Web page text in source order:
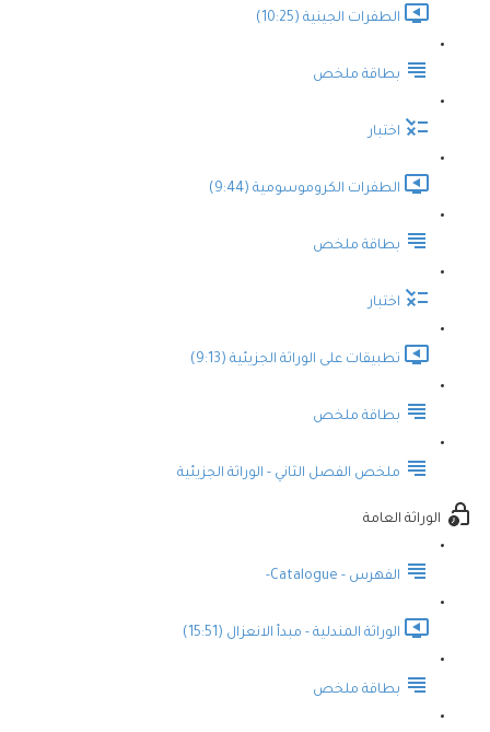
الطفرات الجينية (10:25)
بطاقة ملخص
اختبار
الطفرات الكروموسومية (9:44)
بطاقة ملخص
اختبار
تطبيقات على الوراثة الجزيئية (9:13)
بطاقة ملخص
ملخص الفصل الثاني - الوراثة الجزيئية
الوراثة العامة
الفهرس - Catalogue-
الوراثة المندلية - مبدأ الانعزال (15:51)
بطاقة ملخص